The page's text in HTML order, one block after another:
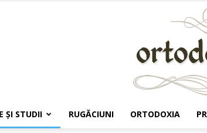
ŞI STUDII RUGĂCIUNI ORTODOXIA